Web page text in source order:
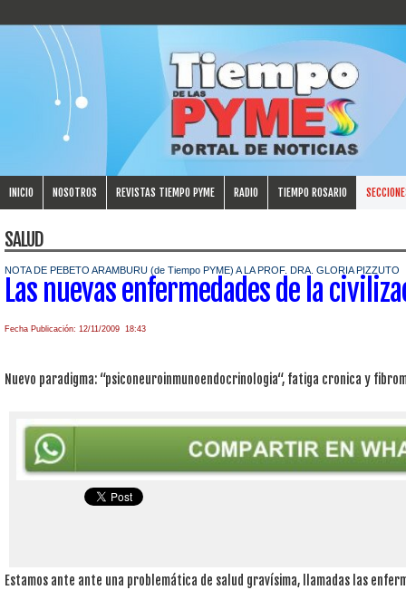
INICIO NOSOTROS REVISTAS TIEMPO PYME RADIO TIEMPO ROSARIO
SALUD
NOTA DE PEBETO ARAMBURU (de Tiempo PYME) A LA PROF. DRA. GLORIA PIZZUTO
Las nuevas enfermedades de la
Fecha Publicación: 12/11/2009 18:43
Nuevo paradigma: “psiconeuroinmunoendocrinologia“, fatiga cronica y
Estamos ante ante una problemática de salud gravísima, llamadas las